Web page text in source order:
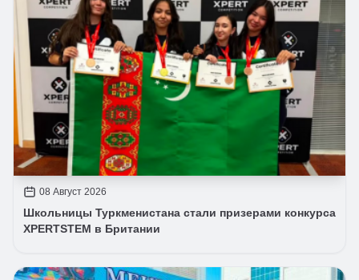
08 Август 2026
Школьницы Туркменистана стали призерами конкурса
XPERTSTEM в Британии